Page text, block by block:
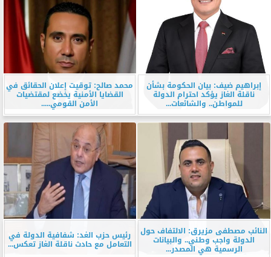
إبراهيم ضيف: بيان الحكومة بشأن
ناقلة الغاز يؤكد احترام الدولة
للمواطن.. والشائعات...
محمد صالح: توقيت إعلان الحقائق في
القضايا الأمنية يخضع لمقتضيات
الأمن القومي.....
النائب مصطفى مزيرق: الالتفاف حول
الدولة واجب وطني.. والبيانات
الرسمية هي المصدر...
رئيس حزب الغد: شفافية الدولة في
التعامل مع حادث ناقلة الغاز تعكس...